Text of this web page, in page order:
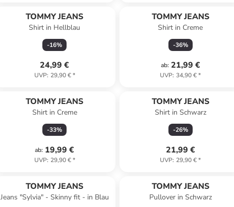
TOMMY JEANS
Shirt in Hellblau
-16%
24,99 €
UVP: 29,90 €*
TOMMY JEANS
Shirt in Creme
-36%
ab: 21,99 €
UVP: 34,90 €*
TOMMY JEANS
Shirt in Creme
-33%
ab: 19,99 €
UVP: 29,90 €*
TOMMY JEANS
Shirt in Schwarz
-26%
21,99 €
UVP: 29,90 €*
TOMMY JEANS
Jeans "Sylvia" - Skinny fit - in Blau
TOMMY JEANS
Pullover in Schwarz